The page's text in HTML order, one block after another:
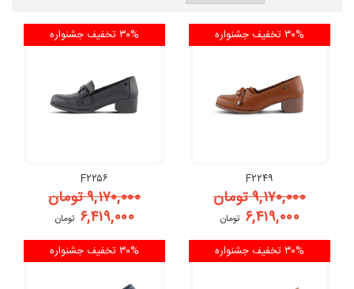
F۲۲۵۶
۹,۱۷۰,۰۰۰تومان
۶,۴۱۹,۰۰۰ تومان
۳۰% تخفیف جشنواره
F۲۲۴۹
۹,۱۷۰,۰۰۰تومان
۶,۴۱۹,۰۰۰ تومان
۳۰% تخفیف جشنواره
۳۰% تخفیف جشنواره ۳۰% تخفیف جشنواره